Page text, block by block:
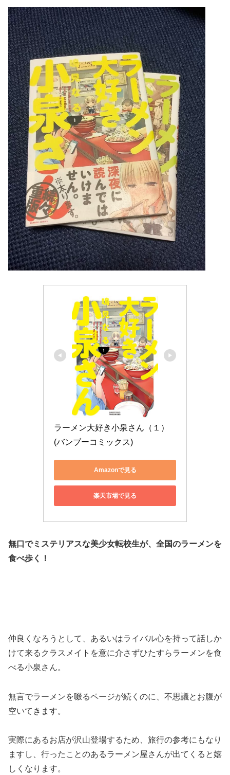
ラーメン大好き小泉さん（１）
(バンブーコミックス)
Amazonで見る
楽天市場で見る
無口でミステリアスな美少女転校生が、全国のラーメンを
食べ歩く！
仲良くなろうとして、あるいはライバル心を持って話しか
けて来るクラスメイトを意に介さずひたすらラーメンを食
べる小泉さん。
無言でラーメンを啜るページが続くのに、不思議とお腹が
空いてきます。
実際にあるお店が沢山登場するため、旅行の参考にもなり
ますし、行ったことのあるラーメン屋さんが出てくると嬉
しくなります。